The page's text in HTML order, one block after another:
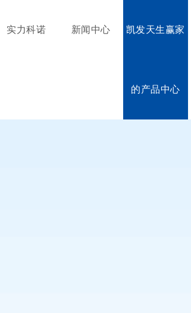
实力科诺 新闻中心 凯发天生赢家
的产品中心